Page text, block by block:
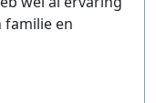
familie en